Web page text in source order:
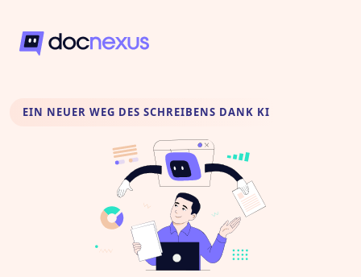
EIN NEUER WEG DES SCHREIBENS DANK KI